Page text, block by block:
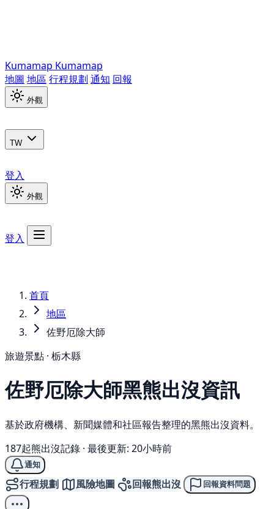
Kumamap Kumamap
地圖 地區 行程規劃 通知 回報
外觀
TW
登入
外觀
登入
首頁
地區
佐野厄除大師
旅遊景點 · 栃木縣
佐野厄除大師黑熊出沒資訊
基於政府機構、新聞媒體和社區報告整理的黑熊出沒資料。
187起熊出沒記錄 · 最後更新: 20小時前
通知
行程規劃 風險地圖 回報熊出沒 回報資料問題